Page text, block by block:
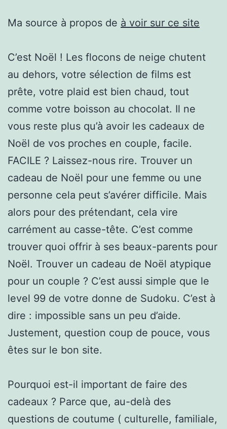
Ma source à propos de à voir sur ce site
C’est Noël ! Les flocons de neige chutent
au dehors, votre sélection de films est
prête, votre plaid est bien chaud, tout
comme votre boisson au chocolat. Il ne
vous reste plus qu’à avoir les cadeaux de
Noël de vos proches en couple, facile.
FACILE ? Laissez-nous rire. Trouver un
cadeau de Noël pour une femme ou une
personne cela peut s’avérer difficile. Mais
alors pour des prétendant, cela vire
carrément au casse-tête. C’est comme
trouver quoi offrir à ses beaux-parents pour
Noël. Trouver un cadeau de Noël atypique
pour un couple ? C’est aussi simple que le
level 99 de votre donne de Sudoku. C’est à
dire : impossible sans un peu d’aide.
Justement, question coup de pouce, vous
êtes sur le bon site.
Pourquoi est-il important de faire des
cadeaux ? Parce que, au-delà des
questions de coutume ( culturelle, familiale,